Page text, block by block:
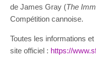
de James Gray (The
Compétition cannoise.
Toutes les informations
site officiel : https://